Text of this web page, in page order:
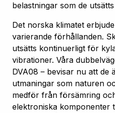
belastningar som de
Det norska klimatet
varierande förhållanden.
utsätts kontinuerligt för
vibrationer. Våra
DVA08 – bevisar nu att de
utmaningar som naturen
medför från försämring
elektroniska komponenter